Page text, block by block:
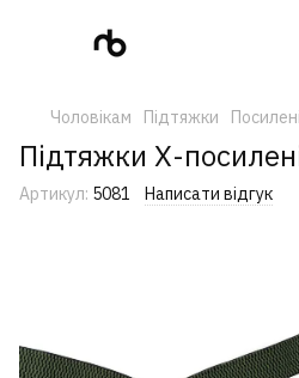
Чоловікам Підтяжки Посилені
Підтяжки Х-
Артикул: 5081 Написати відгук